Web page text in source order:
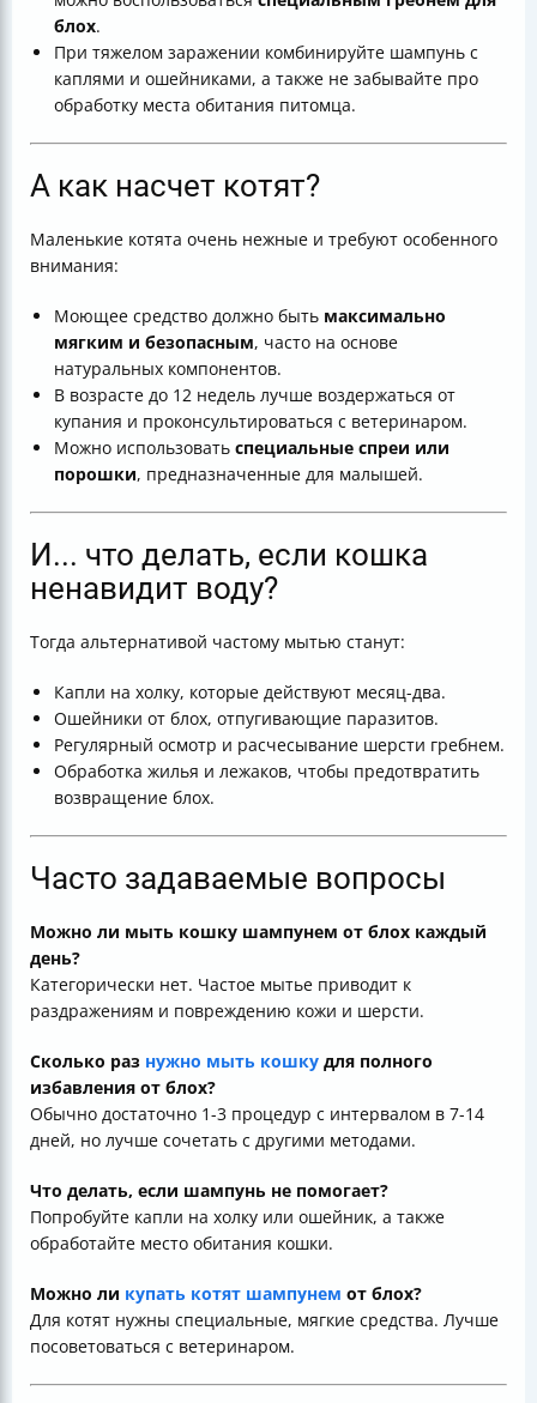
блох.
При тяжелом заражении комбинируйте шампунь с
каплями и ошейниками, а также не забывайте про
обработку места обитания питомца.
А как насчет котят?
Маленькие котята очень нежные и требуют особенного
внимания:
Моющее средство должно быть максимально
мягким и безопасным, часто на основе
натуральных компонентов.
В возрасте до 12 недель лучше воздержаться от
купания и проконсультироваться с ветеринаром.
Можно использовать специальные спреи или
порошки, предназначенные для малышей.
И... что делать, если кошка
ненавидит воду?
Тогда альтернативой частому мытью станут:
Капли на холку, которые действуют месяц-два.
Ошейники от блох, отпугивающие паразитов.
Регулярный осмотр и расчесывание шерсти гребнем.
Обработка жилья и лежаков, чтобы предотвратить
возвращение блох.
Часто задаваемые вопросы
Можно ли мыть кошку шампунем от блох каждый
день?
Категорически нет. Частое мытье приводит к
раздражениям и повреждению кожи и шерсти.
Сколько раз нужно мыть кошку для полного
избавления от блох?
Обычно достаточно 1-3 процедур с интервалом в 7-14
дней, но лучше сочетать с другими методами.
Что делать, если шампунь не помогает?
Попробуйте капли на холку или ошейник, а также
обработайте место обитания кошки.
Можно ли купать котят шампунем от блох?
Для котят нужны специальные, мягкие средства. Лучше
посоветоваться с ветеринаром.